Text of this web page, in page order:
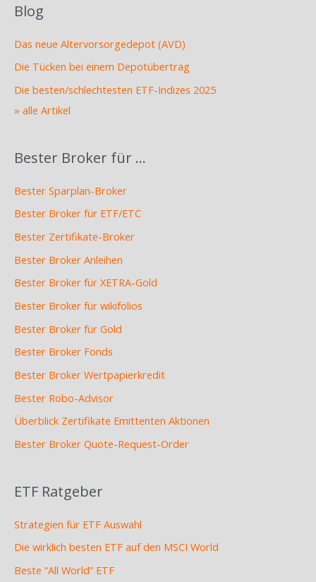
Blog
Das neue Altervorsorgedepot (AVD)
Die Tücken bei einem Depotübertrag
Die besten/schlechtesten ETF-Indizes 2025
» alle Artikel
Bester Broker für …
Bester Sparplan-Broker
Bester Broker für ETF/ETC
Bester Zertifikate-Broker
Bester Broker Anleihen
Bester Broker für XETRA-Gold
Bester Broker für wikifolios
Bester Broker für Gold
Bester Broker Fonds
Bester Broker Wertpapierkredit
Bester Robo-Advisor
Überblick Zertifikate Emittenten Aktionen
Bester Broker Quote-Request-Order
ETF Ratgeber
Strategien für ETF Auswahl
Die wirklich besten ETF auf den MSCI World
Beste “All World” ETF